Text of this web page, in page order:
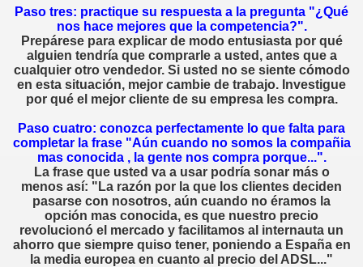
Paso tres: practique su respuesta a la pregunta "¿Qué
nos hace mejores que la competencia?".
Prepárese para explicar de modo entusiasta por qué
alguien tendría que comprarle a usted, antes que a
cualquier otro vendedor. Si usted no se siente cómodo
en esta situación, mejor cambie de trabajo. Investigue
por qué el mejor cliente de su empresa les compra.
Paso cuatro: conozca perfectamente lo que falta para
completar la frase "Aún cuando no somos la compañia
mas conocida , la gente nos compra porque...".
La frase que usted va a usar podría sonar más o
menos así: "La razón por la que los clientes deciden
pasarse con nosotros, aún cuando no éramos la
opción mas conocida, es que nuestro precio
revolucionó el mercado y facilitamos al internauta un
ahorro que siempre quiso tener, poniendo a España en
la media europea en cuanto al precio del ADSL..."
vendedor
estar en la oficina y en el trabajo.